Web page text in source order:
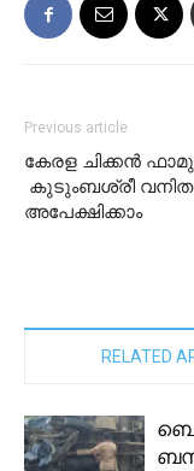
Previous article
കേരള ചിക്കന്‍
കുടുംബശ്രീ
അപേക്ഷിക്കാം
RELATED
ബസ്